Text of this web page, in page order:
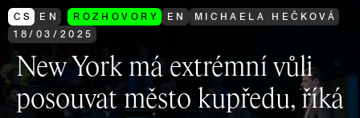
CS EN ROZHOVORY EN
MICHAELA HEČKOVÁ
18/ 03/ 2025
New York má extrémní vůli
posouvat město kupředu, říká